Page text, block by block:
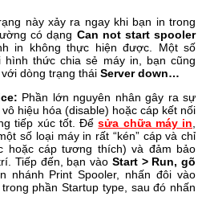
này xảy ra ngay khi bạn in trong
có dạng Can not start spooler
in không thực hiện được. Một số
thức chia sẻ máy in, bạn cũng
dòng trạng thái Server down…
Phần lớn nguyên nhân gây ra sự
hiệu hóa (disable) hoặc cáp kết nối
tiếp xúc tốt. Để sửa chữa máy in
số loại máy in rất “kén” cáp và chỉ
hoặc cáp tương thích) và đảm bảo
Tiếp đến, bạn vào Start > Run, gõ
nhánh Print Spooler, nhấn đôi vào
phần Startup type, sau đó nhấn